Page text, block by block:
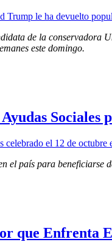
de la conservadora
este domingo.
Sociales
el país para beneficiarse
que Enfrenta